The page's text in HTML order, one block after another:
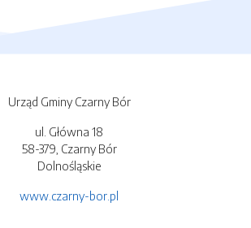
Urząd Gminy Czarny Bór
ul. Główna 18
58-379, Czarny Bór
Dolnośląskie
www.czarny-bor.pl